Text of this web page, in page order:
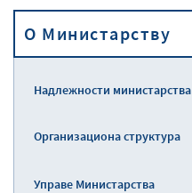
Прописи
O Министарству
Надлежности министарства
Организациона структура
Управе Министарства